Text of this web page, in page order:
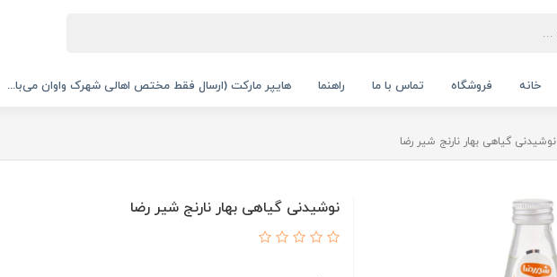
خانه فروشگاه تماس با ما راهنما هایپر مارکت (ارسال فقط مختص اهالی شهرک واوان می‌با...
نوشیدنی گیاهی بهار نارنج شیر رضا
نوشیدنی گیاهی بهار نارنج شیر رضا